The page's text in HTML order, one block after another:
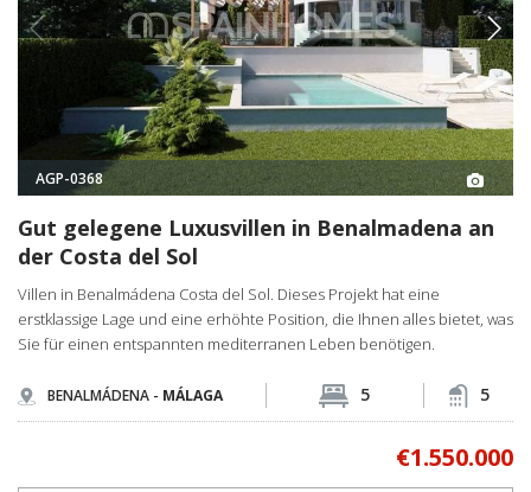
AGP-0368
Gut gelegene Luxusvillen in Benalmadena an
der Costa del Sol
Villen in Benalmádena Costa del Sol. Dieses Projekt hat eine
erstklassige Lage und eine erhöhte Position, die Ihnen alles bietet, was
Sie für einen entspannten mediterranen Leben benötigen.
BENALMÁDENA - MÁLAGA 5 5
€1.550.000